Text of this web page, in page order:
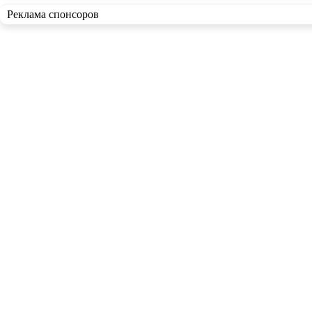
Реклама спонсоров